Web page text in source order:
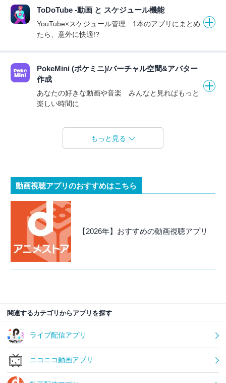
ToDoTube -動画 と スケジュール機能
YouTube×スケジュール管理 1本のアプリにまとめ
たら、意外に快適!?
PokeMini (ポケミニ)/バーチャル空間&アバター
作成
あなたの好きな動画や音楽 みんなと見ればもっと
楽しい時間に
もっと見る
動画視聴アプリのおすすめはこちら
【2026年】おすすめの動画視聴アプリ
関連するカテゴリからアプリを探す
ライブ配信アプリ
ニコニコ動画アプリ